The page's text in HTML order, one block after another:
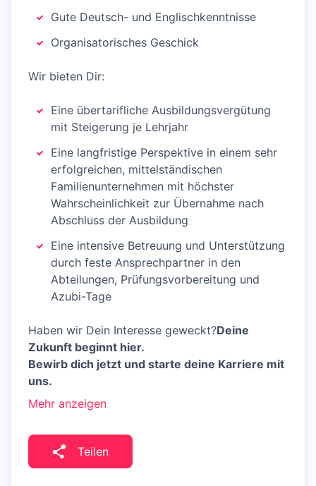
Gute Deutsch- und Englischkenntnisse
Organisatorisches Geschick
Wir bieten Dir:
Eine übertarifliche Ausbildungsvergütung
mit Steigerung je Lehrjahr
Eine langfristige Perspektive in einem sehr
erfolgreichen, mittelständischen
Familienunternehmen mit höchster
Wahrscheinlichkeit zur Übernahme nach
Abschluss der Ausbildung
Eine intensive Betreuung und Unterstützung
durch feste Ansprechpartner in den
Abteilungen, Prüfungsvorbereitung und
Azubi-Tage
Haben wir Dein Interesse geweckt?Deine
Zukunft beginnt hier.
Bewirb dich jetzt und starte deine Karriere mit
uns.
Mehr anzeigen
Teilen